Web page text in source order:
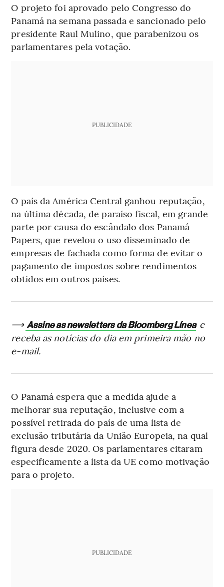
O projeto foi aprovado pelo Congresso do
Panamá na semana passada e sancionado pelo
presidente Raul Mulino, que parabenizou os
parlamentares pela votação.
PUBLICIDADE
O país da América Central ganhou reputação,
na última década, de paraíso fiscal, em grande
parte por causa do escândalo dos Panamá
Papers, que revelou o uso disseminado de
empresas de fachada como forma de evitar o
pagamento de impostos sobre rendimentos
obtidos em outros países.
⟶ Assine as newsletters da Bloomberg Línea e
receba as notícias do dia em primeira mão no
e-mail.
O Panamá espera que a medida ajude a
melhorar sua reputação, inclusive com a
possível retirada do país de uma lista de
exclusão tributária da União Europeia, na qual
figura desde 2020. Os parlamentares citaram
especificamente a lista da UE como motivação
para o projeto.
PUBLICIDADE